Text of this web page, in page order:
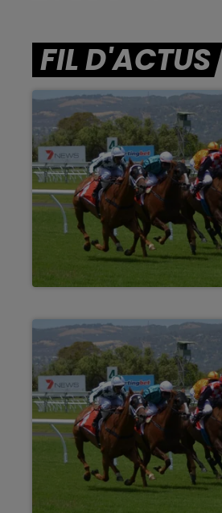
7h00 - 10h00
C'EST L'HEURE
FIL D'ACTUS